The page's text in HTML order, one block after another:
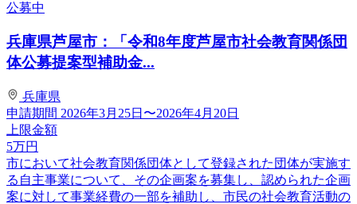
公募中
兵庫県芦屋市：「令和8年度芦屋市社会教育関係団
体公募提案型補助金...
兵庫県
申請期間 2026年3月25日〜2026年4月20日
上限金額
5万円
市において社会教育関係団体として登録された団体が実施す
る自主事業について、その企画案を募集し、認められた企画
案に対して事業経費の一部を補助し、市民の社会教育活動の